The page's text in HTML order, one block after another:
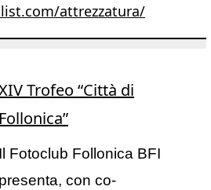
attrezzatura/
Trofeo “Città di
Follonica”
Il Fotoclub Follonica BFI
presenta, con co-